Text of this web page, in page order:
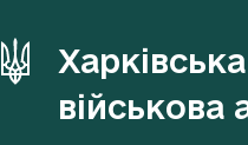
військова